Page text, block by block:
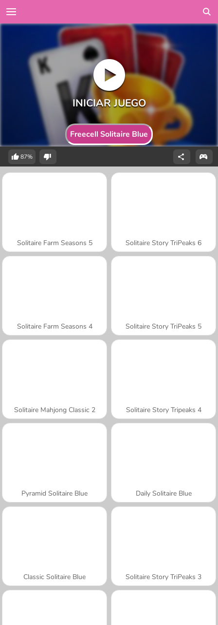
Freecell Solitaire Blue
87%
Solitaire Farm Seasons 5 Solitaire Story TriPeaks 6
Solitaire Farm Seasons 4 Solitaire Story TriPeaks 5
Solitaire Mahjong Classic 2 Solitaire Story Tripeaks 4
Pyramid Solitaire Blue Daily Solitaire Blue
Classic Solitaire Blue Solitaire Story TriPeaks 3